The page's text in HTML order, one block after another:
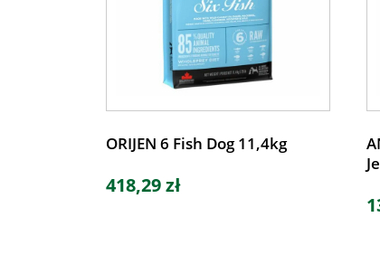
ORIJEN 6 Fish Dog 11,4kg
418,29 zł